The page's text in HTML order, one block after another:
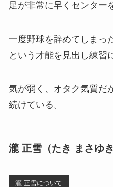
足が非常に早くセンター
一度野球を辞めてしまっ
という才能を見出し練習
気が弱く、オタク気質だ
続けている。
瀧 正雪（たき まさゆき
瀧 正雪について